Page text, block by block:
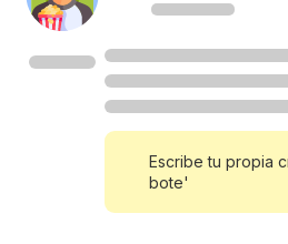
Escribe tu propia
bote'